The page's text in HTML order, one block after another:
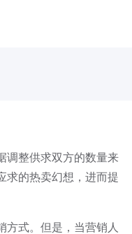
调整供求双方的数量来
求的热卖幻想，进而提
式。但是，当营销人